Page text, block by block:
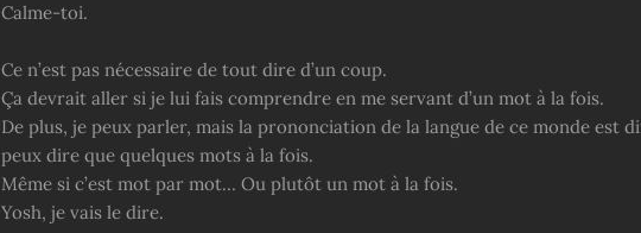
Calme-toi.
Ce n’est pas nécessaire de tout dire d’un coup.
Ça devrait aller si je lui fais comprendre en me servant d’un mot à la fois.
De plus, je peux parler, mais la prononciation de la langue de ce monde est
peux dire que quelques mots à la fois.
Même si c’est mot par mot… Ou plutôt un mot à la fois.
Yosh, je vais le dire.